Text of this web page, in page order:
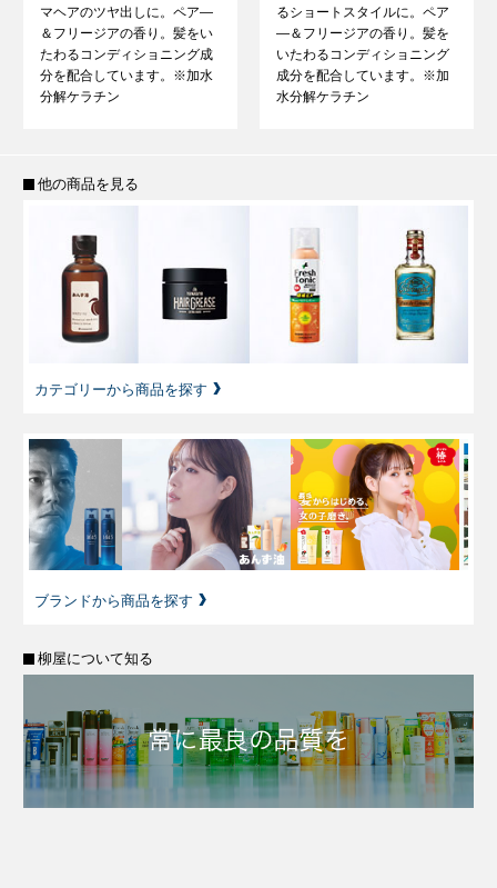
マヘアのツヤ出しに。ペア―
＆フリージアの香り。髪をい
たわるコンディショニング成
分を配合しています。※加水
分解ケラチン
るショートスタイルに。ペア
―＆フリージアの香り。髪を
いたわるコンディショニング
成分を配合しています。※加
水分解ケラチン
他の商品を見る
カテゴリーから商品を探す
ブランドから商品を探す
柳屋について知る